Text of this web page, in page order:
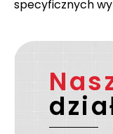
specyficznych